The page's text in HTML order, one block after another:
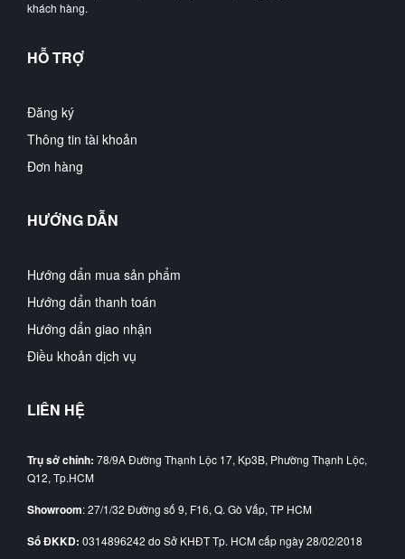
khách hàng.
HỖ TRỢ
Đăng ký
Thông tin tài khoản
Đơn hàng
HƯỚNG DẪN
Hướng dẩn mua sản phẩm
Hướng dẩn thanh toán
Hướng dẩn giao nhận
Điều khoản dịch vụ
LIÊN HỆ
Trụ sở chính: 78/9A Đường Thạnh Lộc 17, Kp3B, Phường Thạnh Lộc,
Q12, Tp.HCM
Showroom: 27/1/32 Đường số 9, F16, Q. Gò Vấp, TP HCM
Số ĐKKD: 0314896242 do Sở KHĐT Tp. HCM cấp ngày 28/02/2018